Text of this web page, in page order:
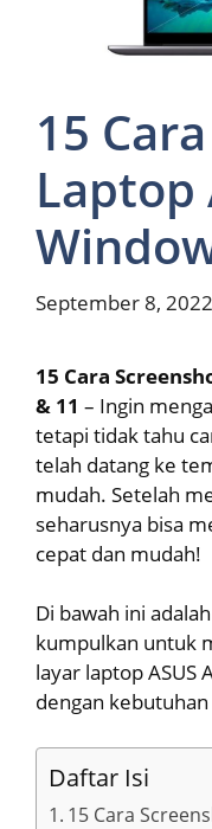
15
Laptop
September 8, 2022
15 Cara
& 11 – Ingin
tetapi tidak tahu
telah datang ke
mudah. Setelah
seharusnya bisa
cepat dan mudah!
Di bawah ini
kumpulkan untuk
layar laptop ASUS
dengan kebutuhan
Daftar Isi
15 Cara